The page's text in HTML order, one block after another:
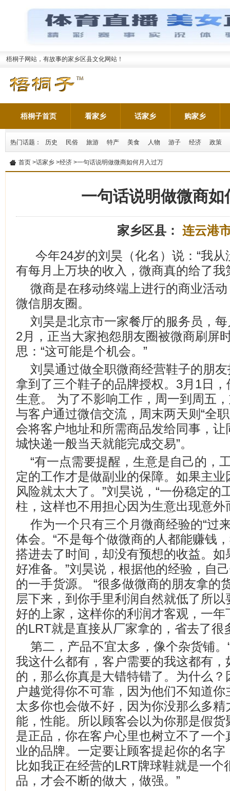
梧桐子网站，有故事的家乡区县文化网站！
梧桐子首页 看家乡 话家乡 购家乡
热门话题： 历史 民俗 旅游 特产 美食 人物 游子 经济 政策
首页 >话家乡 >经济 >一句话说明做微商如何月入过万
一句话说明做微商如
家乡区县： 连云港
今年24岁的刘昊（化名）说：“我
有每月上万块的收入，微商真的给了我
微商是在移动终端上进行的商业活
微信朋友圈。
刘昊是北京市一家餐厅的服务员，
2月，正当大家抱怨朋友圈被微商刷屏
思：“这可能是个机会。”
刘昊通过做全职微商经营鞋子的朋
拿到了三个鞋子的品牌授权。3月1日
生意。 为了不影响工作，周一到周五
与客户通过微信交流，周末两天则“全
会将客户地址和所需商品发给同事，让
城快递一般当天就能完成交易”。
“有一点需要提醒，生意是自己的，
定的工作才是做副业的保障。如果主
风险就太大了。”刘昊说，“一份稳定的
柱，这样也不用担心因为生意出现意外
作为一个只有三个月微商经验的“过
体会。“不是每个做微商的人都能赚钱
搭进去了时间，却没有预想的收益。
好准备。”刘昊说，根据他的经验，自
的一手货源。 “很多做微商的朋友拿的
层下来，到你手里利润自然就低了所
好的上家，这样你的利润才客观，一
的LRT就是直接从厂家拿的，省去了很
第二，产品不宜太多，像个杂货铺
我这什么都有，客户需要的我这都有
的，那么你真是大错特错了。为什么
户越觉得你不可靠，因为他们不知道
太多你也会做不好，因为你没那么多
能，性能。所以顾客会以为你那是假
是正品，你在客户心里也树立不了一
业的品牌。一定要让顾客提起你的名
比如我正在经营的LRT牌球鞋就是一
品，才会不断的做大，做强。”